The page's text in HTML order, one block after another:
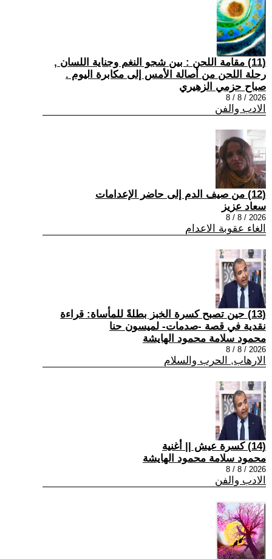
(11) مقامة اللحن : بين شجو النغم وجناية اللسان ,
رحلة اللحن من أصالة الأمس إلى مكابرة اليوم .
صباح حزمي الزهيري
2026 / 8 / 8
الادب والفن
(12) من صيف الدم إلى حاضر الإعدامات
سعاد عزيز
2026 / 8 / 8
الغاء عقوبة الاعدام
(13) حين تصبح كسرة الخبز بطلةً للمأساة: قراءة
نقدية في قصة -صدمات- لميسون حنا
محمود سلامة محمود الهايشة
2026 / 8 / 8
الارهاب, الحرب والسلام
(14) كسرة عيش || أغنية
محمود سلامة محمود الهايشة
2026 / 8 / 8
الادب والفن